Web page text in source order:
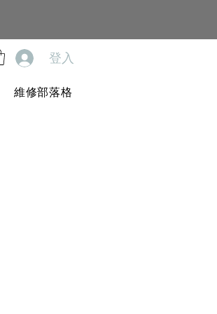
登入
維修部落格